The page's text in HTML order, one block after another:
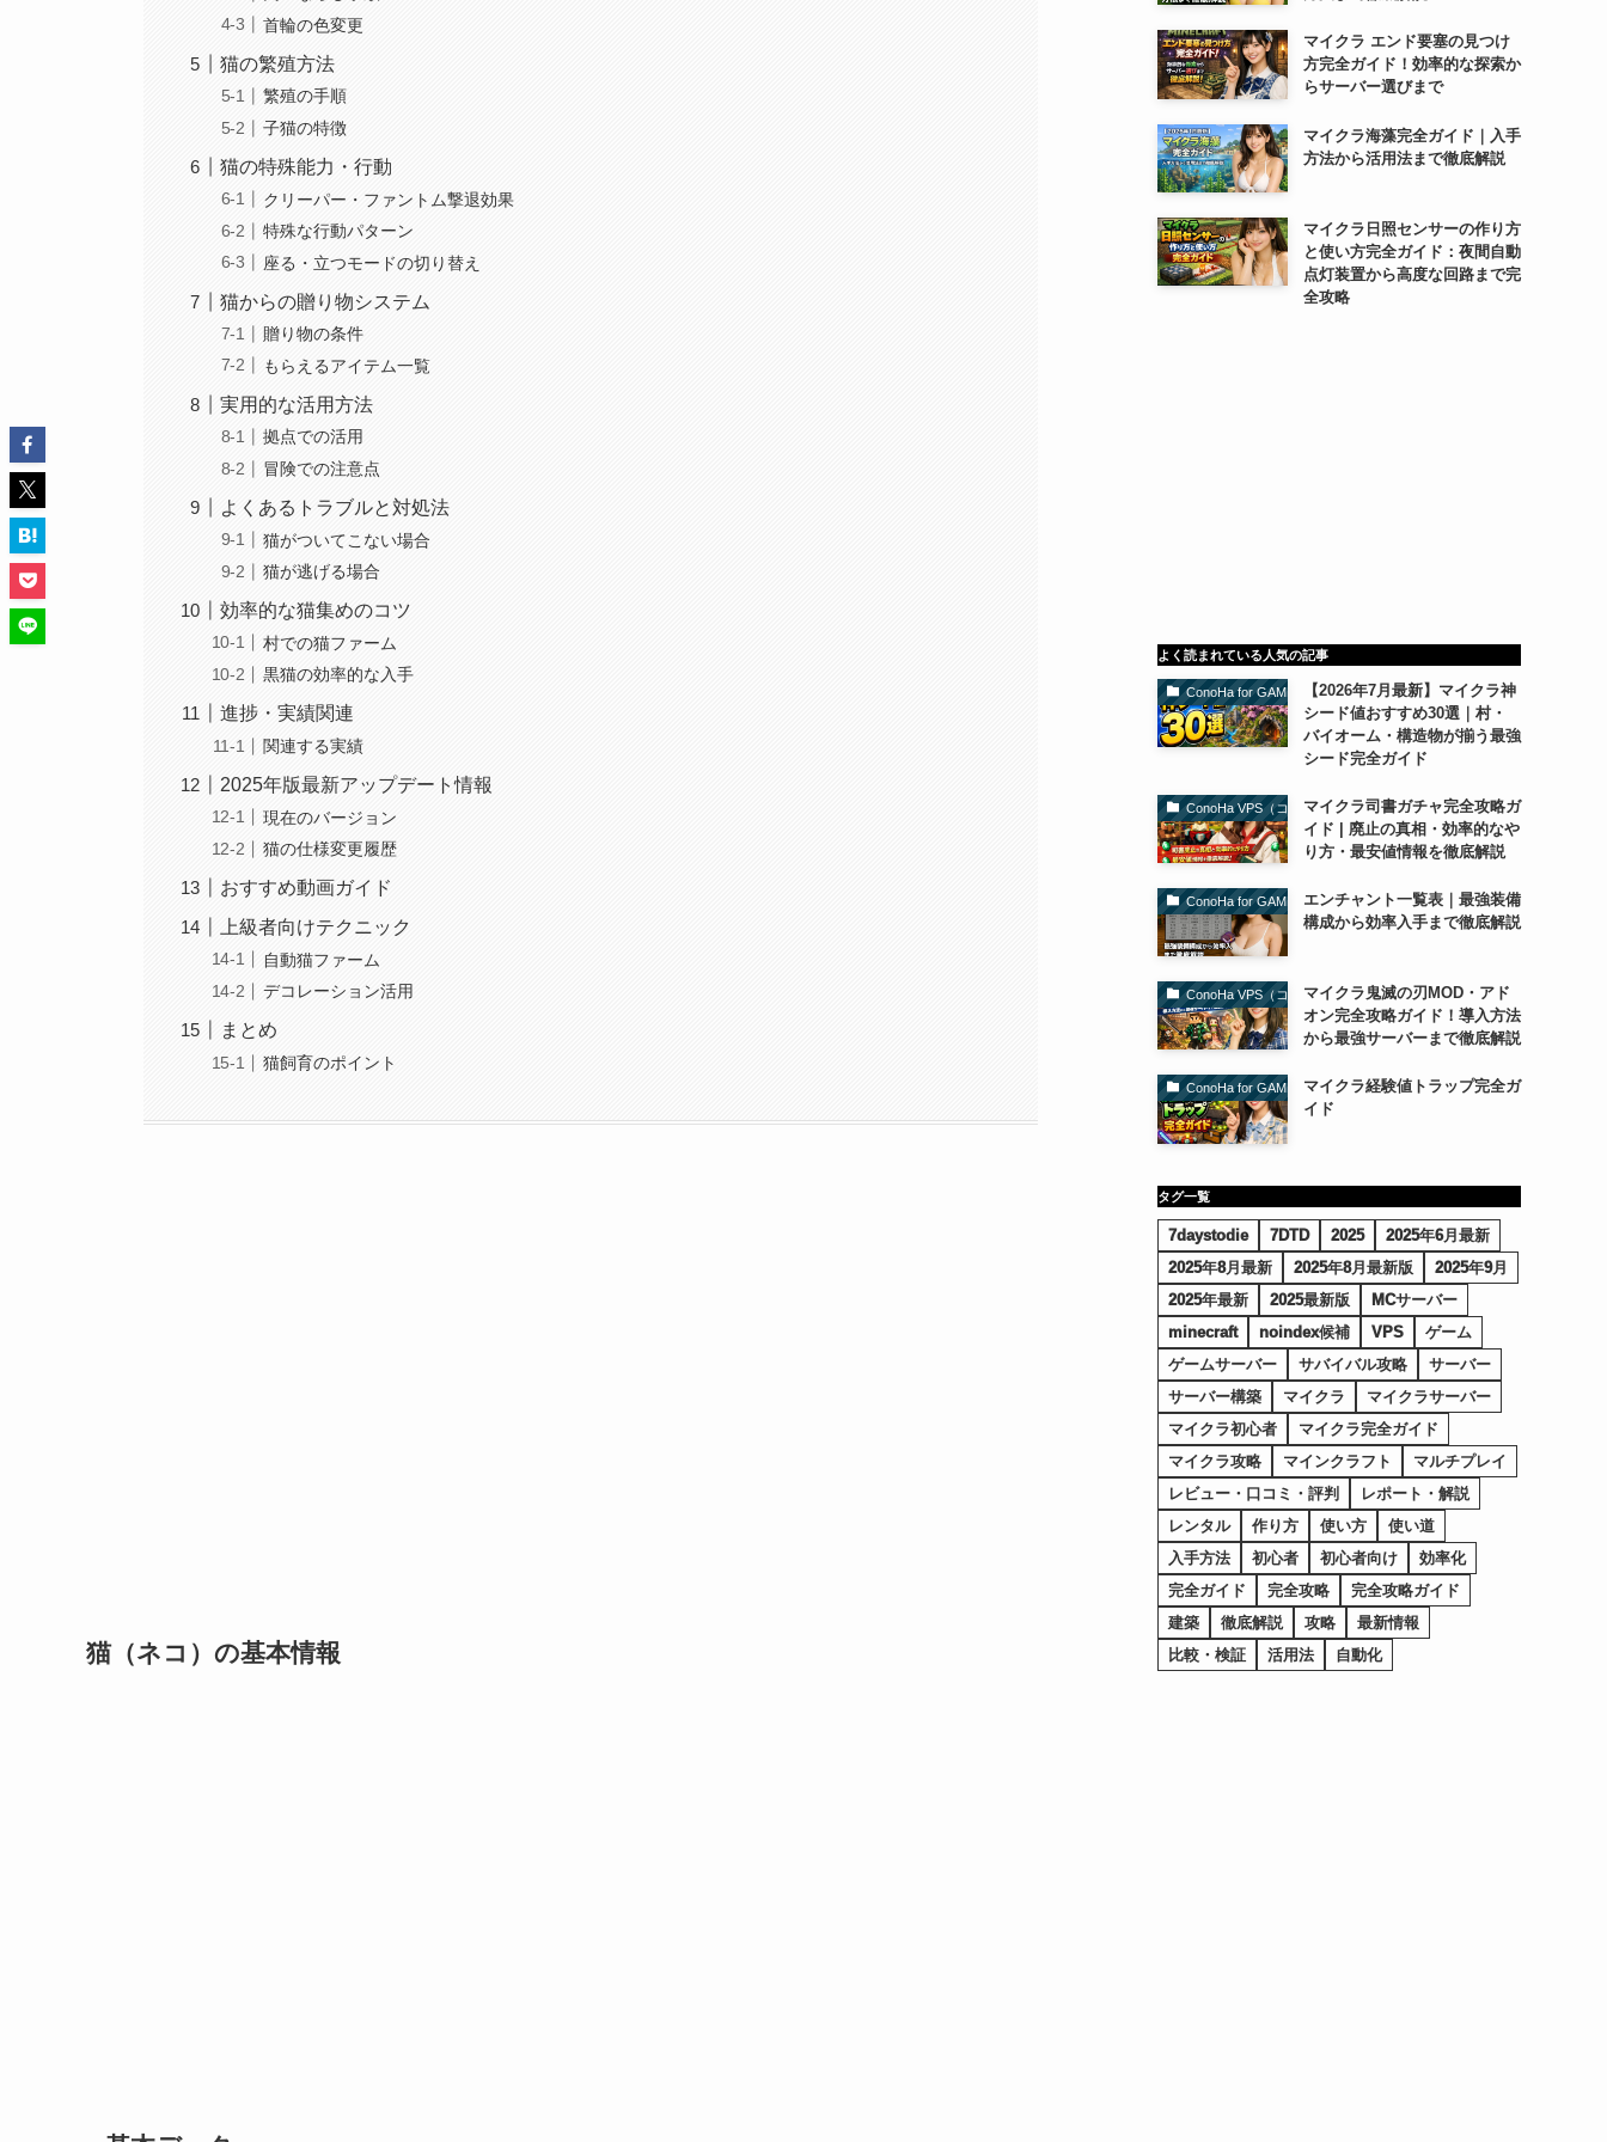
首輪の色変更
猫の繁殖方法
繁殖の手順
子猫の特徴
猫の特殊能力・行動
クリーパー・ファントム撃退効果
特殊な行動パターン
座る・立つモードの切り替え
猫からの贈り物システム
贈り物の条件
もらえるアイテム一覧
実用的な活用方法
拠点での活用
冒険での注意点
よくあるトラブルと対処法
猫がついてこない場合
猫が逃げる場合
効率的な猫集めのコツ
村での猫ファーム
黒猫の効率的な入手
進捗・実績関連
関連する実績
2025年版最新アップデート情報
現在のバージョン
猫の仕様変更履歴
おすすめ動画ガイド
上級者向けテクニック
自動猫ファーム
デコレーション活用
まとめ
猫飼育のポイント
猫（ネコ）の基本情報
マイクラ エンド要塞の見つけ
方完全ガイド！効率的な探索か
らサーバー選びまで
マイクラ海藻完全ガイド｜入手
方法から活用法まで徹底解説
マイクラ日照センサーの作り方
と使い方完全ガイド：夜間自動
点灯装置から高度な回路まで完
全攻略
よく読まれている人気の記事
ConoHa for GAME（コノハforゲーム）【2026年7月最新】マイクラ神
シード値おすすめ30選｜村・
バイオーム・構造物が揃う最強
シード完全ガイド
ConoHa VPS（コノハVPS）マイクラ司書ガチャ完全攻略ガ
イド | 廃止の真相・効率的なや
り方・最安値情報を徹底解説
ConoHa for GAME（コノハforゲーム）
エンチャント一覧表｜最強装備
構成から効率入手まで徹底解説
ConoHa VPS（コノハVPS）マイクラ鬼滅の刃MOD・アド
オン完全攻略ガイド！導入方法
から最強サーバーまで徹底解説
ConoHa for GAME（コノハforゲーム）マイクラ経験値トラップ完全ガ
イド
タグ一覧
7daystodie 7DTD 2025
2025年6月最新
2025年8月最新
2025年8月最新版
2025年9月
2025年最新
2025最新版
MCサーバー
minecraft
noindex候補 VPS
ゲーム
ゲームサーバー
サバイバル攻略
サーバー
サーバー構築
マイクラ
マイクラサーバー
マイクラ初心者
マイクラ完全ガイド
マイクラ攻略
マインクラフト
マルチプレイ
レビュー・口コミ・評判
レポート・解説
レンタル
作り方 使い方
使い道
入手方法
初心者 初心者向け
効率化
完全ガイド
完全攻略
完全攻略ガイド
建築
徹底解説 攻略
最新情報
比較・検証
活用法 自動化